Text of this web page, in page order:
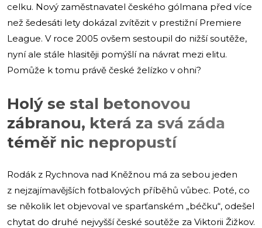
celku. Nový zaměstnavatel českého gólmana před více
než šedesáti lety dokázal zvítězit v prestižní Premiere
League. V roce 2005 ovšem sestoupil do nižší soutěže,
nyní ale stále hlasitěji pomýšlí na návrat mezi elitu.
Pomůže k tomu právě české želízko v ohni?
Holý se stal betonovou
zábranou, která za svá záda
téměř nic nepropustí
Rodák z Rychnova nad Kněžnou má za sebou jeden
z nejzajímavějších fotbalových příběhů vůbec. Poté, co
se několik let objevoval ve sparťanském „béčku“, odešel
chytat do druhé nejvyšší české soutěže za Viktorii Žižkov.